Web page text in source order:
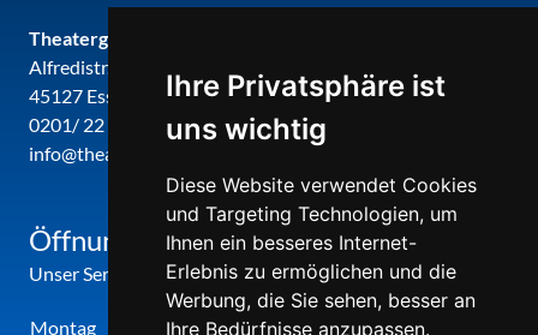
Ihre Privatsphäre ist
uns wichtig
Diese Website verwendet Cookies
und Targeting Technologien, um
Ihnen ein besseres Internet-
Erlebnis zu ermöglichen und die
Werbung, die Sie sehen, besser an
Ihre Bedürfnisse anzupassen.
Theatergemeinde metropole ruhr
Alfredistr. 32
45127 Essen
0201/ 22 22 29
info@theatergemeinde-metropole-ruhr.de
Öffnungszeiten
Unser Service-Center ist zu folgenden Zeiten geöffnet
Montag 12:00 Uhr - 17:00 Uhr